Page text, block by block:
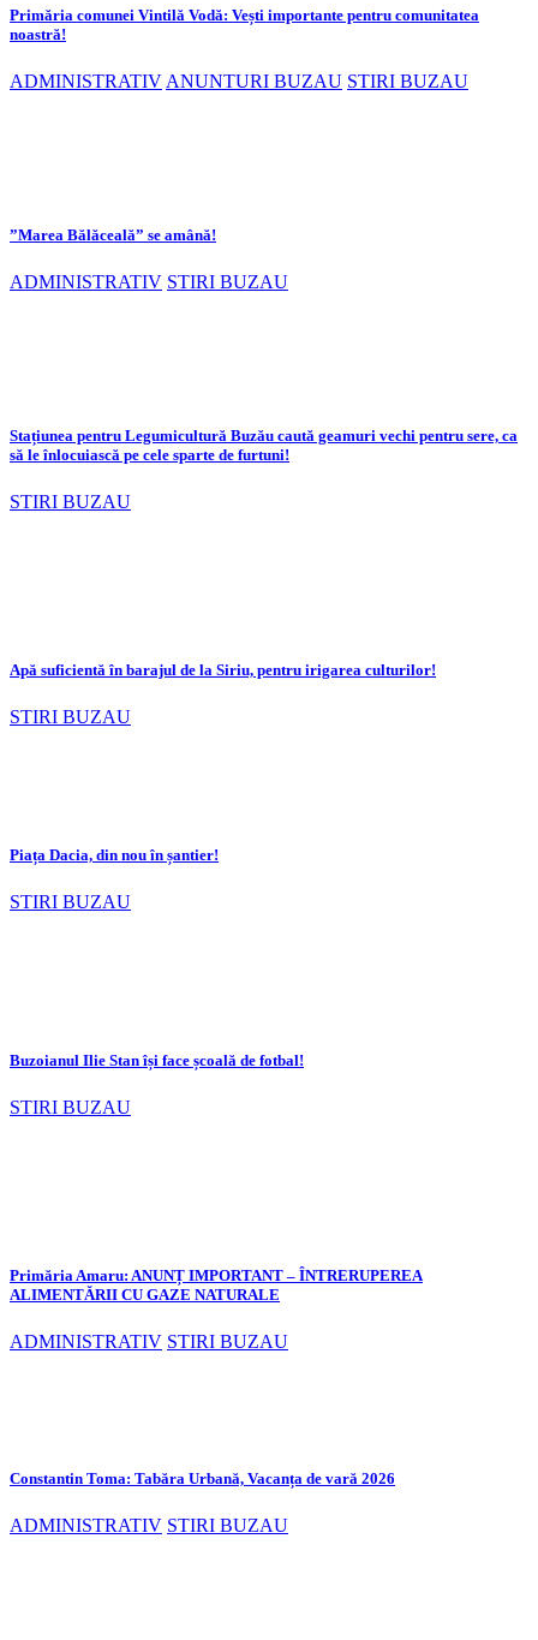
Primăria comunei Vintilă Vodă: Vești importante pentru comunitatea
noastră!
ADMINISTRATIV ANUNTURI BUZAU STIRI BUZAU
”Marea Bălăceală” se amână!
ADMINISTRATIV STIRI BUZAU
Stațiunea pentru Legumicultură Buzău caută geamuri vechi pentru sere, ca
să le înlocuiască pe cele sparte de furtuni!
STIRI BUZAU
Apă suficientă în barajul de la Siriu, pentru irigarea culturilor!
STIRI BUZAU
Piața Dacia, din nou în șantier!
STIRI BUZAU
Buzoianul Ilie Stan își face școală de fotbal!
STIRI BUZAU
Primăria Amaru: ANUNȚ IMPORTANT – ÎNTRERUPEREA
ALIMENTĂRII CU GAZE NATURALE
ADMINISTRATIV STIRI BUZAU
Constantin Toma: Tabăra Urbană, Vacanța de vară 2026
ADMINISTRATIV STIRI BUZAU